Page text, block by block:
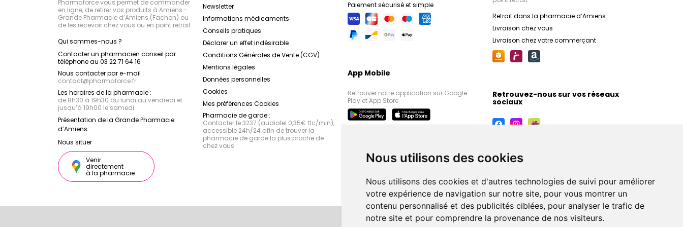
Nous utilisons des cookies
Nous utilisons des cookies et d'autres technologies de suivi pour améliorer
votre expérience de navigation sur notre site, pour vous montrer un
contenu personnalisé et des publicités ciblées, pour analyser le trafic de
notre site et pour comprendre la provenance de nos visiteurs.
démangeaisons. Formulés avec de l'eau
thermale d'Uriage et des actifs relipidants, ces
produits nourrissent en profondeur, réduisent les
sensations de tiraillement et de démangeaisons,
Hyséac : La gamme Hyséac offre des solutions
efficaces pour prendre soin des peaux à
tendance acnéique. Des nettoyants aux soins
matifiantes et les masques purifiants, chaque
produit est formulé avec des actifs
séborégulateurs et purifiants pour réduire l'excès
de sébum, prévenir l'apparition des
des soins anti-âge innovants pour prévenir et
anti-oxydants et en acide hyaluronique, ces
produits lissent les rides, raffermissent la peau et
ravivent l'éclat du teint, pour une peau
visiblement plus jeune et plus lumineuse.
Roséliane : La gamme Roséliane offre des soins
Pharmaforce vous permet de commander
en ligne, de retirer vos produits à Amiens -
Grande Pharmacie d’Amiens (Fachon) ou
de les recevoir chez vous ou en point retrait
Qui sommes-nous ?
Contacter un pharmacien conseil par
téléphone au 03 22 71 64 16
Nous contacter par e-mail :
contact@pharmaforce.fr
Les horaires de la pharmacie :
de 8h30 à 19h30 du lundi au vendredi et
jusqu’à 19h00 le samedi
Présentation de la Grande Pharmacie
d’Amiens
Nous situer
Venir
directement
à la pharmacie
Newsletter
Informations médicaments
Conseils pratiques
Déclarer un effet indésirable
Conditions Générales de Vente (CGV)
Mentions légales
Données personnelles
Cookies
Mes préférences Cookies
Pharmacie de garde :
Contacter le 3237 (audiotel 0,35€ ttc/min),
accessible 24h/24 afin de trouver la
pharmacie de garde la plus proche de
chez vous
Paiement sécurisé et simple
App Mobile
Retrouver notre application sur Google
Play et App Store
Retrait dans la pharmacie d’Amiens
Livraison chez vous
Livraison chez votre commerçant
Retrouvez-nous sur vos réseaux
sociaux